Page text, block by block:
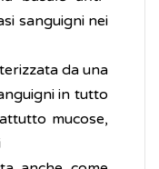
sanguigni nei
da una
in tutto
mucose,